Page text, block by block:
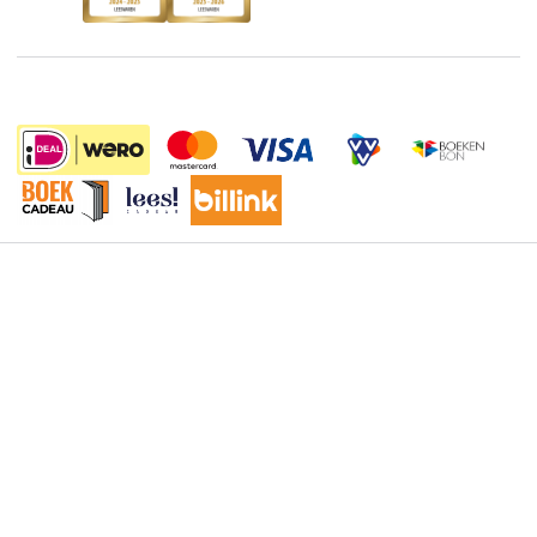
De Nationale Voorleesdagen
Wet op de Vaste Boekenprijs
Winacties